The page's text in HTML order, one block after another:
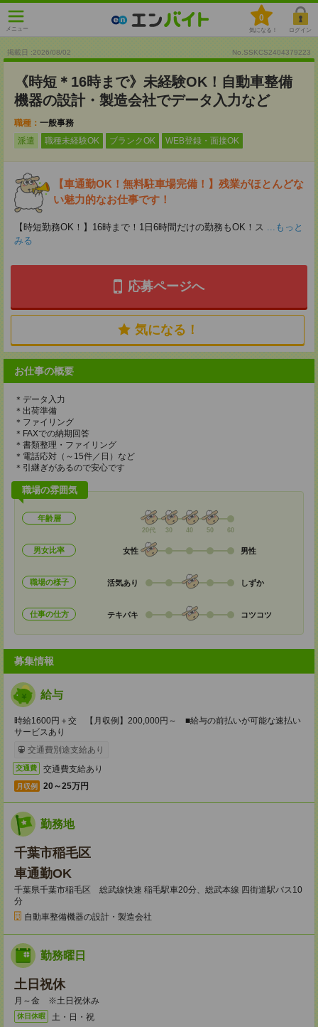
メニュー
0
気になる！ ログイン
掲載日 :2026/08/02 No.SSKCS2404379223
《時短＊16時まで》未経験OK！自動車整備
機器の設計・製造会社でデータ入力など
職種： 一般事務
派遣
職種未経験OK ブランクOK WEB登録・面接OK
【車通勤OK！無料駐車場完備！】残業がほとんどな
い魅力的なお仕事です！
【時短勤務OK！】16時まで！1日6時間だけの勤務もOK！ス ...もっと
みる
応募ページへ
気になる！
お仕事の概要
＊データ入力
＊出荷準備
＊ファイリング
＊FAXでの納期回答
＊書類整理・ファイリング
＊電話応対（～15件／日）など
＊引継ぎがあるので安心です
職場の雰囲気
年齢層
20代 30 40 50 60
男女比率 女性 男性
職場の様子 活気あり しずか
仕事の仕方 テキパキ コツコツ
募集情報
給与
時給1600円＋交 【月収例】200,000円～ ■給与の前払いが可能な速払い
サービスあり
交通費別途支給あり
交通費 交通費支給あり
月収例 20～25万円
勤務地
千葉市稲毛区
車通勤OK
千葉県千葉市稲毛区 総武線快速 稲毛駅車20分、総武本線 四街道駅バス10
分
自動車整備機器の設計・製造会社
勤務曜日
土日祝休
月～金 ※土日祝休み
休日休暇 土・日・祝